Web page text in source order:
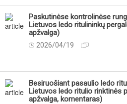
Paskutinėse kontrolinėse
Lietuvos ledo ritulininkų
apžvalga)
2026/04/19
Besiruošiant pasaulio ledo
Lietuvos ledo ritulio rinktinės
apžvalga, komentaras)